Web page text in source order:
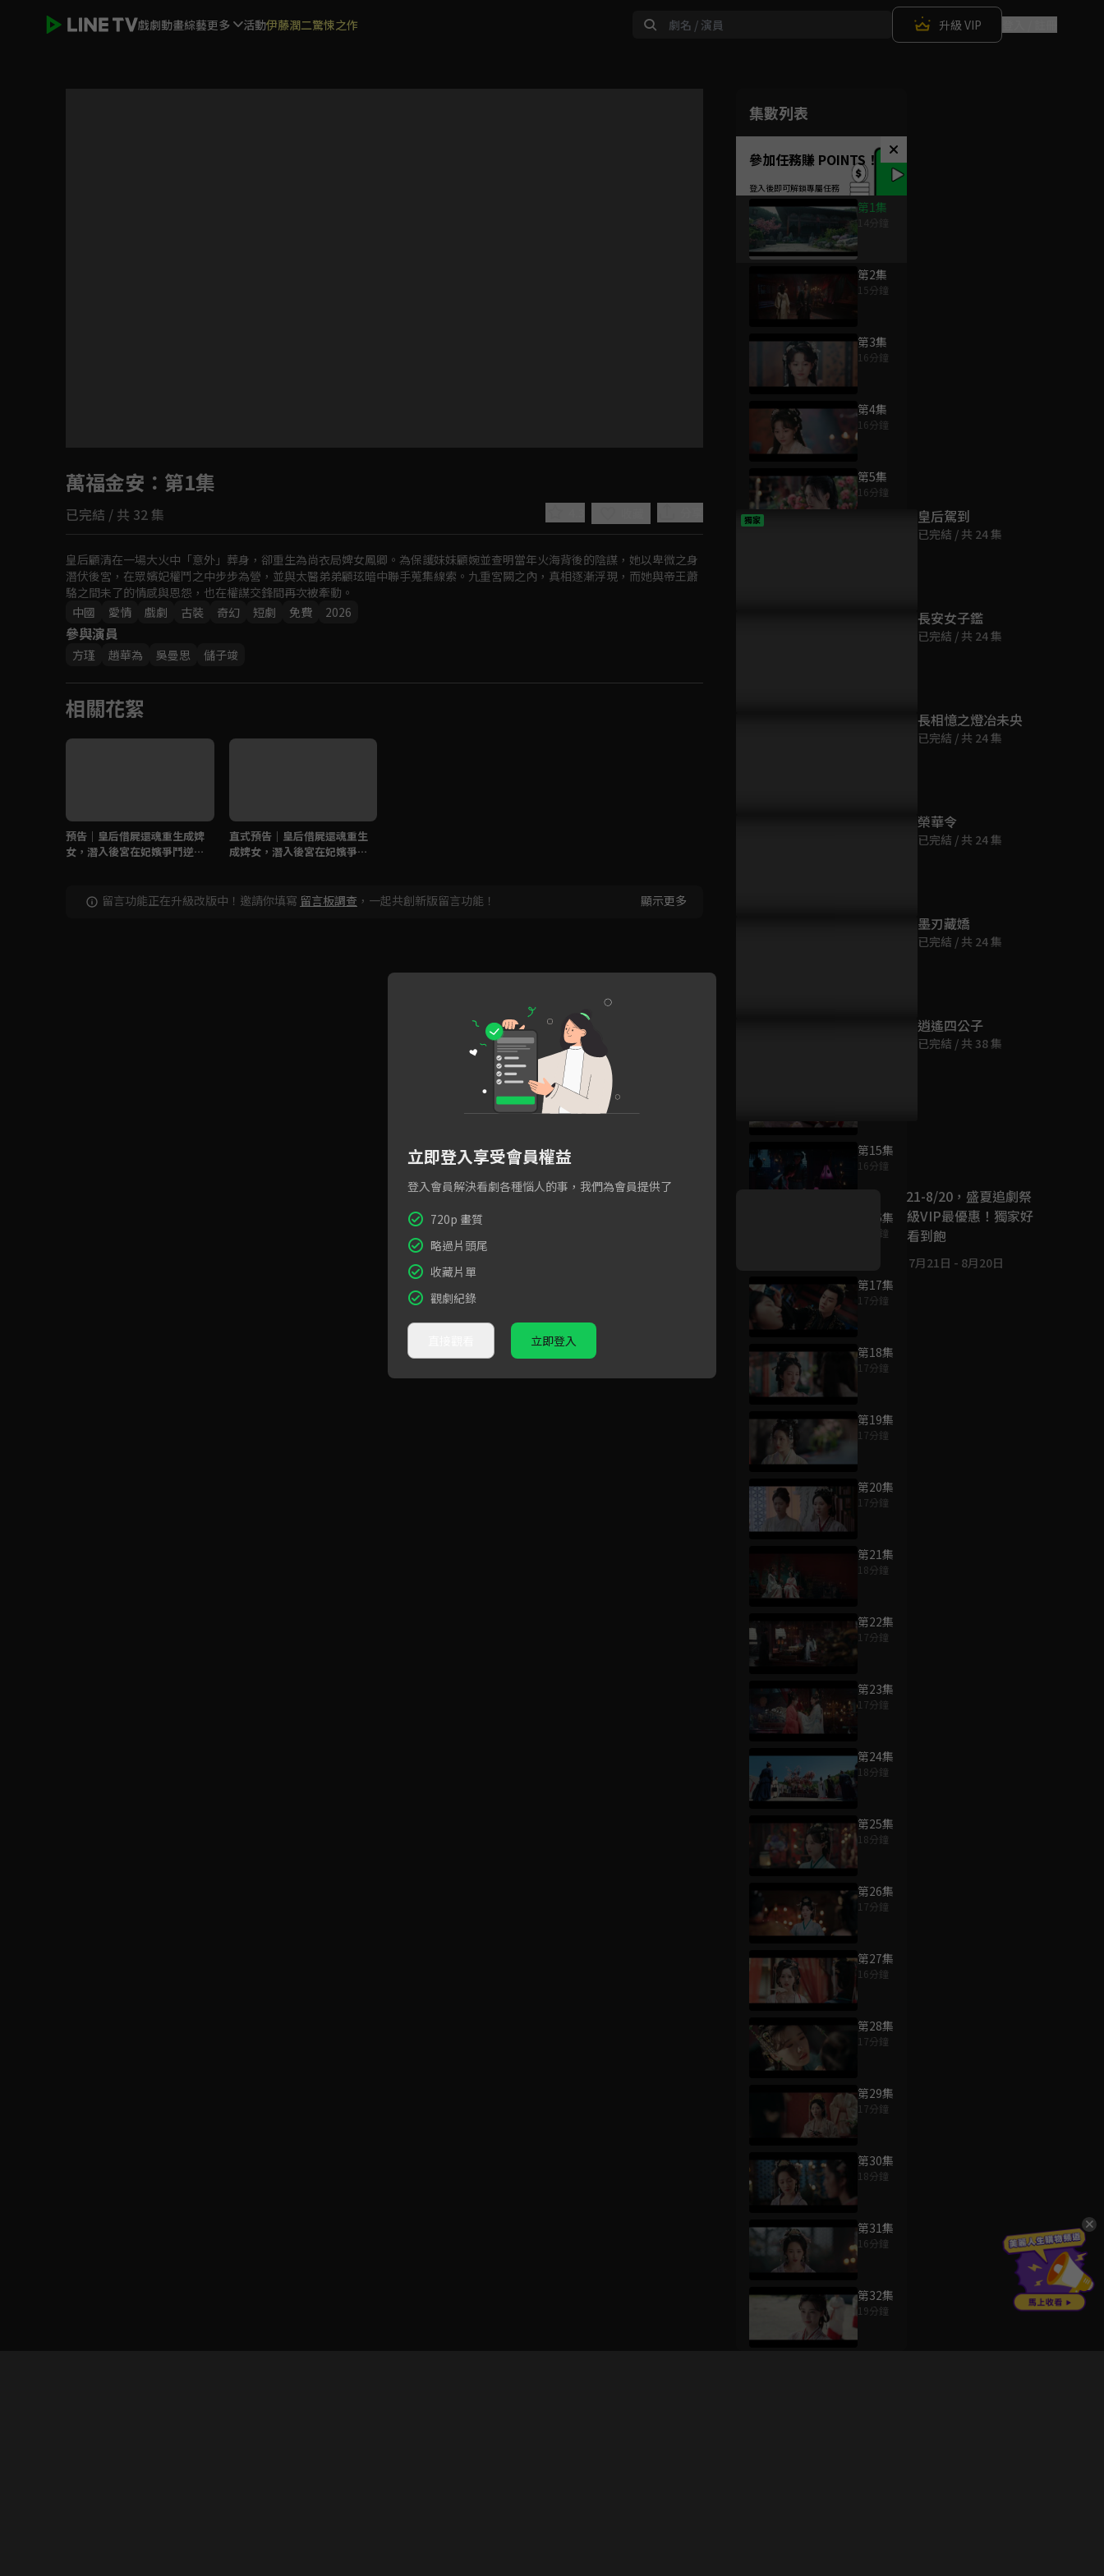
戲劇動畫綜藝更多 活動伊藤潤二驚悚之作 升級 VIP
Video
如有不便請見諒
集數列表
參加任務賺 POINTS！
第1集
第2集
15分鐘
第3集
16分鐘
第4集
16分鐘
第5集
16分鐘
第15集
16分鐘
第16集
16分鐘
第17集
17分鐘
第18集
17分鐘
第19集
17分鐘
第20集
17分鐘
第21集
18分鐘
第22集
17分鐘
第23集
17分鐘
第24集
18分鐘
第25集
18分鐘
第26集
17分鐘
第27集
16分鐘
第28集
17分鐘
第29集
17分鐘
第30集
18分鐘
第31集
16分鐘
第32集
19分鐘
萬福金安 ：第1集
已完結 / 共 32 集
皇后顧清在一場大火中「意外」葬身，卻重生為尚衣局婢女鳳卿。為保護妹妹顧婉並查明當年火海背後的陰謀，她以卑微之身
潛伏後宮，在眾嬪妃權鬥之中步步為營，並與太醫弟弟顧玹暗中聯手蒐集線索。九重宮闕之內，真相逐漸浮現，而她與帝王蕭
駱之間未了的情感與恩怨，也在權謀交鋒間再次被牽動。
中國
愛情 戲劇 古裝 奇幻 短劇 免費 2026
參與演員
方瑾 趙華為 吳曼思 儲子竣
相關花絮
預告｜皇后借屍還魂重生成婢
女，潛入後宮在妃嬪爭鬥逆襲
直式預告｜皇后借屍還魂重生
成婢女，潛入後宮在妃嬪爭鬥
留言功能正在升級改版中！邀請你填寫 留言板調查 ，一起共創新版留言功能！ 顯示更多
為您推薦
獨家 皇后駕到
已完結 / 共 24 集
長安女子鑑
已完結 / 共 24 集
長相憶之燈冶未央
已完結 / 共 24 集
榮華令
已完結 / 共 24 集
墨刃藏嬌
已完結 / 共 24 集
逍遙四公子
已完結 / 共 38 集
好康資訊
7/21-8/20，盛夏追劇祭
升級VIP最優惠！獨家好
戲看到飽
7月21日 - 8月20日
立即登入享受會員權益
登入會員解決看劇各種惱人的事，我們為會員提供了
720p 畫質
略過片頭尾
收藏片單
觀劇紀錄
立即登入